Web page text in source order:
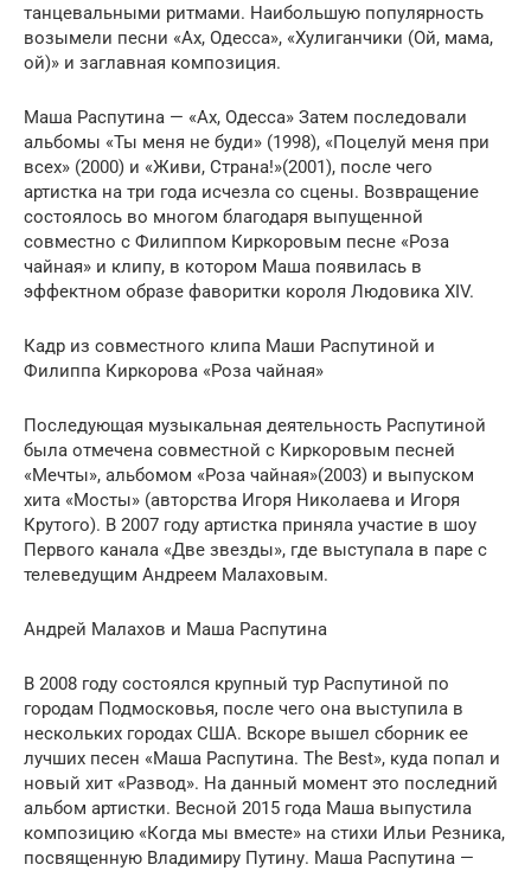
танцевальными ритмами. Наибольшую популярность
возымели песни «Ах, Одесса», «Хулиганчики (Ой, мама,
ой)» и заглавная композиция.
Маша Распутина — «Ах, Одесса» Затем последовали
альбомы «Ты меня не буди» (1998), «Поцелуй меня при
всех» (2000) и «Живи, Страна!»(2001), после чего
артистка на три года исчезла со сцены. Возвращение
состоялось во многом благодаря выпущенной
совместно с Филиппом Киркоровым песне «Роза
чайная» и клипу, в котором Маша появилась в
эффектном образе фаворитки короля Людовика XIV.
Кадр из совместного клипа Маши Распутиной и
Филиппа Киркорова «Роза чайная»
Последующая музыкальная деятельность Распутиной
была отмечена совместной с Киркоровым песней
«Мечты», альбомом «Роза чайная»(2003) и выпуском
хита «Мосты» (авторства Игоря Николаева и Игоря
Крутого). В 2007 году артистка приняла участие в шоу
Первого канала «Две звезды», где выступала в паре с
телеведущим Андреем Малаховым.
Андрей Малахов и Маша Распутина
В 2008 году состоялся крупный тур Распутиной по
городам Подмосковья, после чего она выступила в
нескольких городах США. Вскоре вышел сборник ее
лучших песен «Маша Распутина. The Best», куда попал и
новый хит «Развод». На данный момент это последний
альбом артистки. Весной 2015 года Маша выпустила
композицию «Когда мы вместе» на стихи Ильи Резника,
посвященную Владимиру Путину. Маша Распутина —